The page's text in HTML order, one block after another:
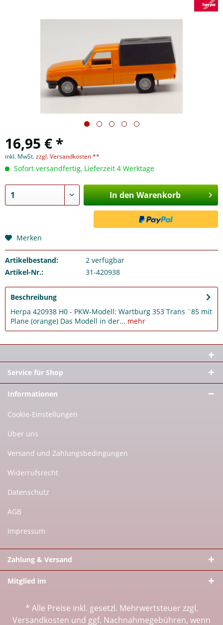
16,95 € *
inkl. MwSt.zzgl. Versandkosten **
Sofort versandfertig, Lieferzeit 4 Werktage
In den Warenkorb
Merken
Artikelbestand: 2verfügbar
Artikel-Nr.:
31-420938
Beschreibung
Herpa 420938 H0 - PKW-Modell: Wartburg 353 Trans `85 mit
Plane (orange) Das Modell in der... mehr
Service für Shop
Informationen
Cookie-Einstellungen
Über uns
Versand und Zahlungsbedingungen
Widerrufsrecht
Datenschutz
AGB
Impressum
Zahlung & Versand
Mitglied im
* Alle Preise inkl. gesetzl. Mehrwertsteuer zzgl.
Versandkosten und ggf. Nachnahmegebühren, wenn